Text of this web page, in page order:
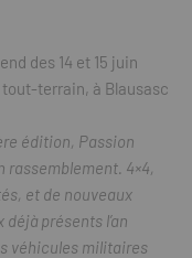
des 14 et 15 juin
tout-terrain, à Blausasc
édition, Passion
rassemblement. 4×4,
et de nouveaux
présents l’an
véhicules militaires